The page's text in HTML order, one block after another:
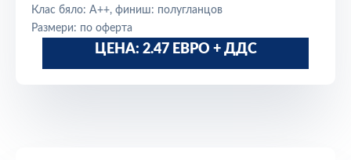
Клас бяло: A++, финиш: полугланцов
Размери: по оферта
ЦЕНА: 2.47 ЕВРО + ДДС